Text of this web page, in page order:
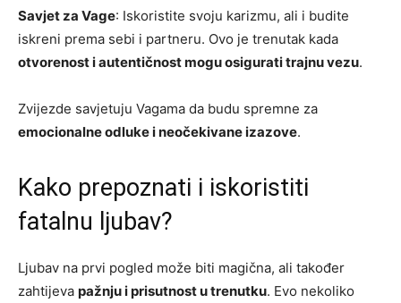
Savjet za Vage: Iskoristite svoju karizmu, ali i budite
iskreni prema sebi i partneru. Ovo je trenutak kada
otvorenost i autentičnost mogu osigurati trajnu vezu.
Zvijezde savjetuju Vagama da budu spremne za
emocionalne odluke i neočekivane izazove.
Kako prepoznati i iskoristiti
fatalnu ljubav?
Ljubav na prvi pogled može biti magična, ali također
zahtijeva pažnju i prisutnost u trenutku. Evo nekoliko